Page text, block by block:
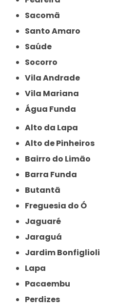
Sacomã
Santo Amaro
Saúde
Socorro
Vila Andrade
Vila Mariana
Água Funda
Alto da Lapa
Alto de Pinheiros
Bairro do Limão
Barra Funda
Butantã
Freguesia do Ó
Jaguaré
Jaraguá
Jardim Bonfiglioli
Lapa
Pacaembu
Perdizes